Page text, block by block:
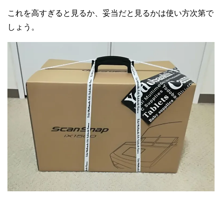
これを高すぎると見るか、妥当だと見るかは使い方次第で
しょう。